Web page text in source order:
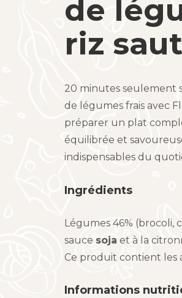
de
riz
20 minutes seulement
de légumes frais avec
préparer un plat
équilibrée et
indispensables du
Ingrédients
Légumes 46% (brocoli,
sauce soja et à la
Ce produit contient les
Informations